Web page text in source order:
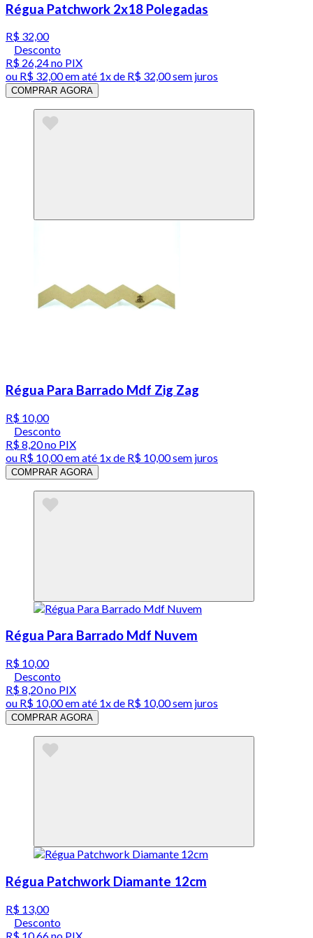
Régua Patchwork 2x18 Polegadas
R$ 32,00
Desconto
R$ 26,24no PIX
ou R$ 32,00em até 1x de R$ 32,00sem juros
COMPRAR AGORA
Régua Para Barrado Mdf Zig Zag
R$ 10,00
Desconto
R$ 8,20no PIX
ou R$ 10,00em até 1x de R$ 10,00sem juros
COMPRAR AGORA
Régua Para Barrado Mdf Nuvem
R$ 10,00
Desconto
R$ 8,20no PIX
ou R$ 10,00em até 1x de R$ 10,00sem juros
COMPRAR AGORA
Régua Patchwork Diamante 12cm
R$ 13,00
Desconto
R$ 10,66no PIX